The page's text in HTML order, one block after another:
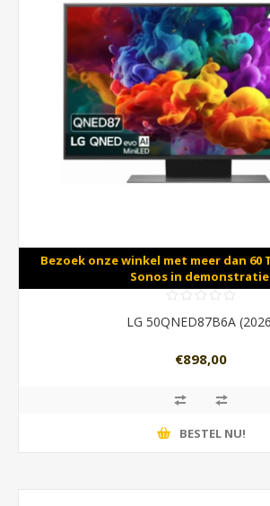
Bezoek onze winkel met meer dan 60
Sonos in
LG 50QNED87B6A
€898,00
BESTEL NU!